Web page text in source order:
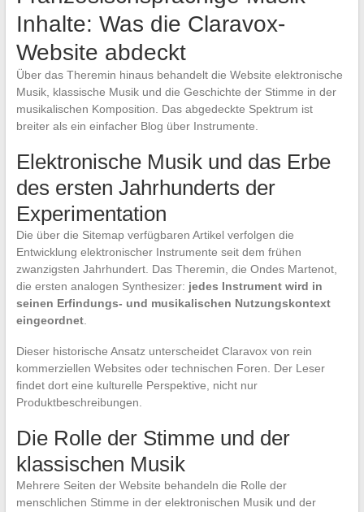
Inhalte: Was die Claravox-
Website abdeckt
Über das Theremin hinaus behandelt die Website elektronische
Musik, klassische Musik und die Geschichte der Stimme in der
musikalischen Komposition. Das abgedeckte Spektrum ist
breiter als ein einfacher Blog über Instrumente.
Elektronische Musik und das Erbe
des ersten Jahrhunderts der
Experimentation
Die über die Sitemap verfügbaren Artikel verfolgen die
Entwicklung elektronischer Instrumente seit dem frühen
zwanzigsten Jahrhundert. Das Theremin, die Ondes Martenot,
die ersten analogen Synthesizer: jedes Instrument wird in
seinen Erfindungs- und musikalischen Nutzungskontext
eingeordnet.
Dieser historische Ansatz unterscheidet Claravox von rein
kommerziellen Websites oder technischen Foren. Der Leser
findet dort eine kulturelle Perspektive, nicht nur
Produktbeschreibungen.
Die Rolle der Stimme und der
klassischen Musik
Mehrere Seiten der Website behandeln die Rolle der
menschlichen Stimme in der elektronischen Musik und der